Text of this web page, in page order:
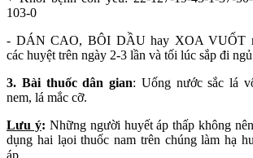
103-0
- DÁN CAO, BÔI DẦU hay XOA VUỐT
các huyệt trên ngày 2-3 lần và tối lúc sắp đi
3. Bài thuốc dân gian: Uống nước sắc lá
nem, lá mắc cỡ.
Lưu ý: Những người huyết áp thấp không
dụng hai lạoi thuốc nam trên chúng làm hạ